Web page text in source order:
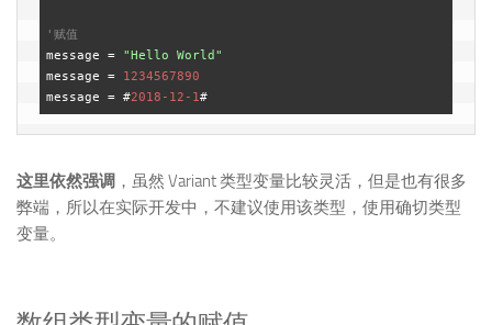
'赋值
message = "Hello World"
message = 1234567890
message = #2018 -12 -1 #
这里依然强调 ，虽然 Variant 类型变量比较灵活，但是也有很多
弊端，所以在实际开发中，不建议使用该类型，使用确切类型
变量。